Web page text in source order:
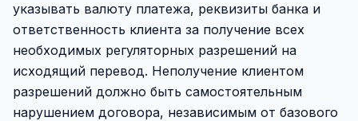
указывать валюту платежа, реквизиты банка и
ответственность клиента за получение всех
необходимых регуляторных разрешений на
исходящий перевод. Неполучение клиентом
разрешений должно быть самостоятельным
нарушением договора, независимым от базового